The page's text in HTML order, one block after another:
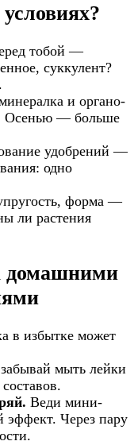
тобой —
суккулент?
и органо-
Осенью — больше
удобрений —
одно
форма —
ли растения
домашними
в избытке может
мыть лейки
Веди мини-
эффект. Через пару